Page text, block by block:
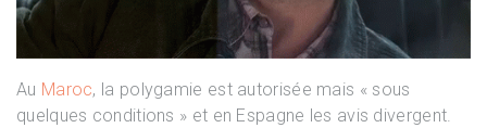
Au Maroc, la polygamie est autorisée mais « sous
quelques conditions » et en Espagne les avis divergent.